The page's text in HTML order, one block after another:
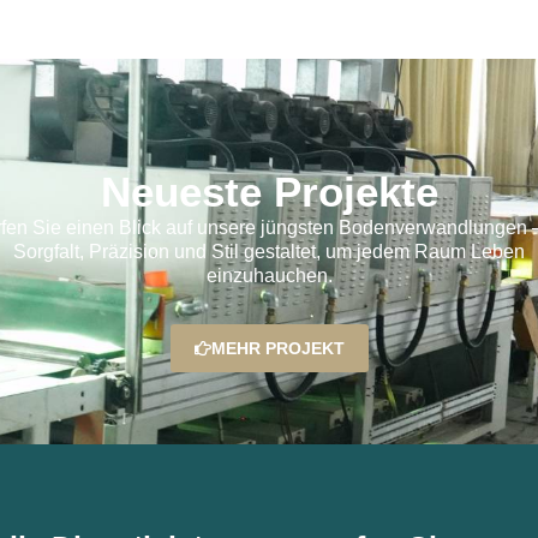
Neueste Projekte
Sie einen Blick auf unsere jüngsten Bodenverwandlungen
Sorgfalt, Präzision und Stil gestaltet, um jedem Raum Leben
einzuhauchen.
MEHR PROJEKT